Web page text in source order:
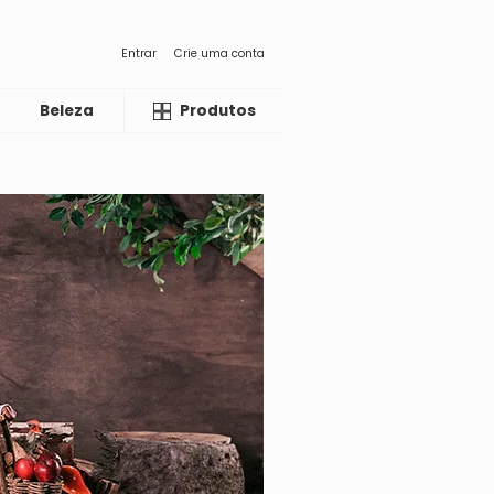
Entrar Crie uma conta
Beleza LiquidaProdutos